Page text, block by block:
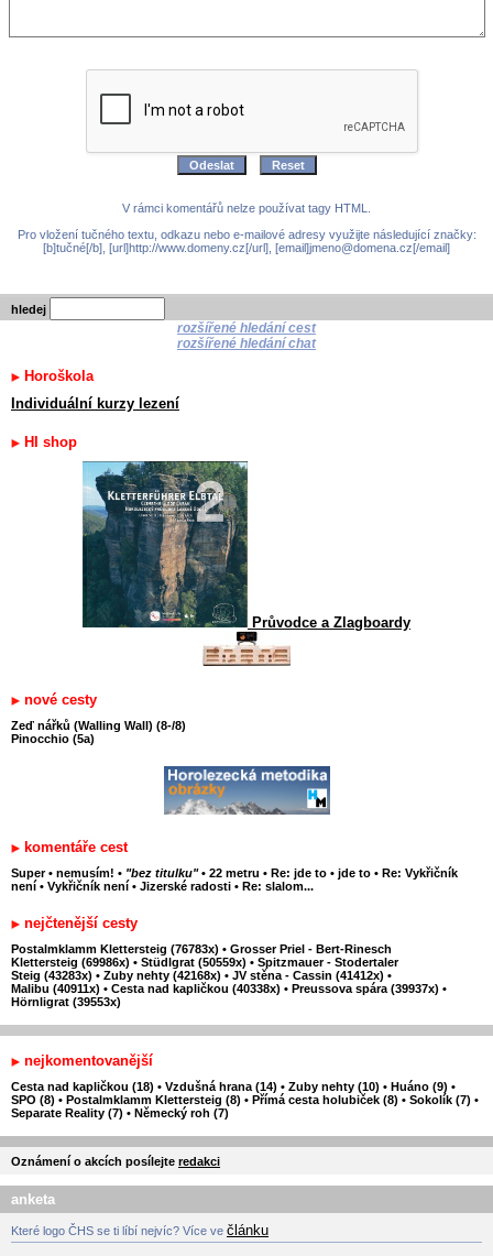
V rámci komentářů nelze používat tagy HTML.
Pro vložení tučného textu, odkazu nebo e-mailové adresy využijte následující značky:
[b]tučné[/b], [url]http://www.domeny.cz[/url], [email]jmeno@domena.cz[/email]
hledej
rozšířené hledání cest
rozšířené hledání chat
Horoškola
Individuální kurzy lezení
HI shop
Průvodce a Zlagboardy
nové cesty
Zeď nářků (Walling Wall) (8-/8)
Pinocchio (5a)
komentáře cest
Super • nemusím! • "bez titulku" • 22 metru • Re: jde to • jde to • Re: Vykřičník
není • Vykřičník není • Jizerské radosti • Re: slalom...
nejčtenější cesty
Postalmklamm Klettersteig (76783x) • Grosser Priel - Bert-Rinesch
Klettersteig (69986x) • Stüdlgrat (50559x) • Spitzmauer - Stodertaler
Steig (43283x) • Zuby nehty (42168x) • JV stěna - Cassin (41412x) •
Malibu (40911x) • Cesta nad kapličkou (40338x) • Preussova spára (39937x) •
Hörnligrat (39553x)
nejkomentovanější
Cesta nad kapličkou (18) • Vzdušná hrana (14) • Zuby nehty (10) • Huáno (9) •
SPO (8) • Postalmklamm Klettersteig (8) • Přímá cesta holubiček (8) • Sokolík (7) •
Separate Reality (7) • Německý roh (7)
Oznámení o akcích posílejte redakci
anketa
Které logo ČHS se ti líbí nejvíc? Více ve článku